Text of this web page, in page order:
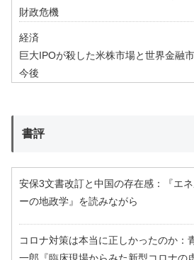
財政危機
経済
巨大IPOが殺した米株市場と世界金融
今後
書評
安保3文書改訂と中国の存在感：『エ
ーの地政学』を読みながら
コロナ対策は本当に正しかったのか：